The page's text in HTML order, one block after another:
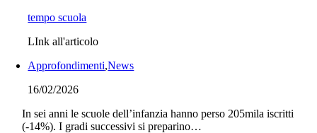
tempo scuola
LInk all'articolo
Approfondimenti,News
16/02/2026
In sei anni le scuole dell’infanzia hanno perso 205mila iscritti
(-14%). I gradi successivi si preparino…